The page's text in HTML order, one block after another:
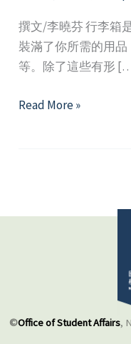
撰文/李曉芬 行李箱
裝滿了你所需的用
等。除了這些有形
你
國
Read More »
©Office of Student Affairs,